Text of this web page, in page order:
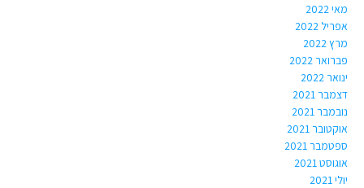
מאי 2022
אפריל 2022
מרץ 2022
פברואר 2022
ינואר 2022
דצמבר 2021
נובמבר 2021
אוקטובר 2021
ספטמבר 2021
אוגוסט 2021
יולי 2021